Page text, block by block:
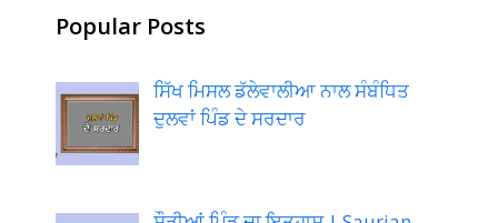
Popular Posts
ਸਿੱਖ ਮਿਸਲ ਡੱਲੇਵਾਲੀਆ ਨਾਲ ਸੰਬੰਧਿਤ
ਦੁਲਵਾਂ ਪਿੰਡ ਦੇ ਸਰਦਾਰ